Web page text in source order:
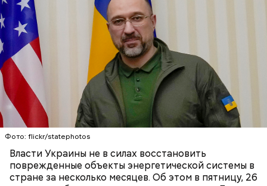
Фото: flickr/statephotos
Власти Украины не в силах восстановить
поврежденные объекты энергетической системы в
стране за несколько месяцев. Об этом в пятницу, 26
Он также уточнил, что у человека крайне мало
шансов выжить, если он окажется на пути у акулы.
Ни один метод и способ защиты или обороны в
стрессовой ситуации не помогает, ведь у морского
обитателя больше преимуществ в воде как по
выносливости, так и по силе.